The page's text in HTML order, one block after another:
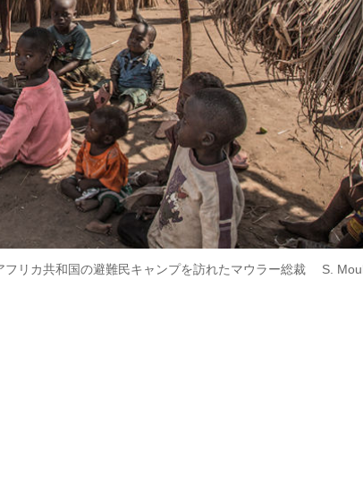
フリカ共和国の避難民キャンプを訪れたマウラー総裁 S.